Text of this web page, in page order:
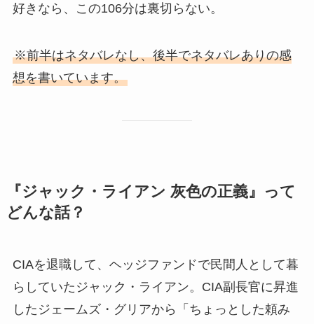
好きなら、この106分は裏切らない。
※前半はネタバレなし、後半でネタバレありの感
想を書いています。
『ジャック・ライアン 灰色の正義』って
どんな話？
CIAを退職して、ヘッジファンドで民間人として暮
らしていたジャック・ライアン。CIA副長官に昇進
したジェームズ・グリアから「ちょっとした頼み